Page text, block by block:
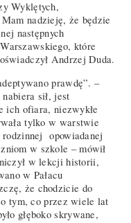
Wyklętych,
nadzieję, że będzie
następnych
które
Andrzej Duda.
prawdę”. –
sił, jest
ich ofiara, niezwykłe
tylko w warstwie
opowiadanej
w szkole – mówił
w lekcji historii,
w Pałacu
że chodzicie do
tym, co przez wiele lat
głęboko skrywane,